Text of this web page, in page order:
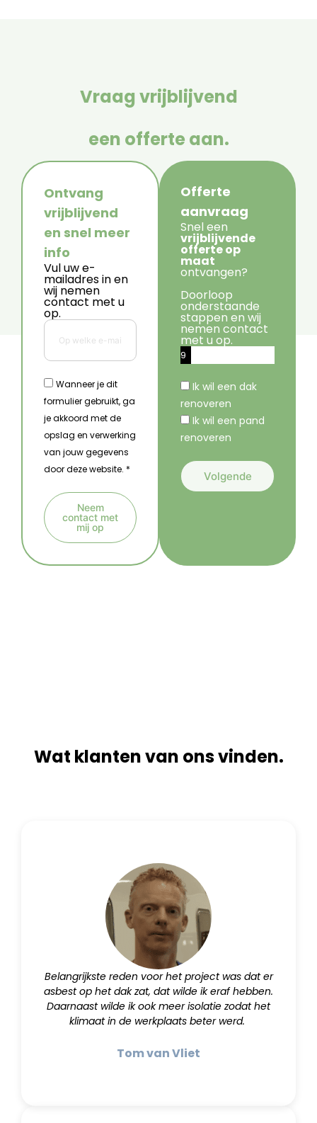
Vraag vrijblijvend
een offerte aan.
Ontvang
vrijblijvend
en snel meer
info
Vul uw e-
mailadres in en
wij nemen
contact met u
op.
Wanneer je dit
formulier gebruikt, ga
je akkoord met de
opslag en verwerking
van jouw gegevens
door deze website. *
Neem
contact met
mij op
l
Offerte
aanvraag
Snel een
vrijblijvende
offerte op
maat
ontvangen?
Doorloop
onderstaande
stappen en wij
nemen contact
met u op.
9
Ik wil een dak
renoveren
Ik wil een pand
renoveren
Volgende
r
Wat klanten van ons vinden.
Belangrijkste reden voor het project was dat er
asbest op het dak zat, dat wilde ik eraf hebben.
Daarnaast wilde ik ook meer isolatie zodat het
klimaat in de werkplaats beter werd.
Tom van Vliet